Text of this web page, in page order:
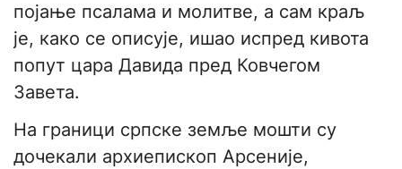
појање псалама и молитве, а сам краљ
је, како се описује, ишао испред кивота
попут цара Давида пред Ковчегом
Завета.
На граници српске земље мошти су
дочекали архиепископ Арсеније,